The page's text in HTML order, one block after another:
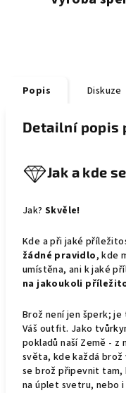
Popis Diskuze
Detailní popis
Jak a kde
Jak? Skvěle!
Kde a při jaké
žádné pravidlo, kde
umístěna, ani k jaké
na jakoukoli
Brož není jen šperk;
Váš outfit. Jako
pokladů naší Země - z
světa, kde každá
se brož připevnit tam,
na úplet svetru, nebo